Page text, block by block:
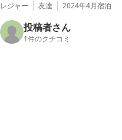
レジャー 友達 2024年4月宿泊
投稿者さん
1件のクチコミ